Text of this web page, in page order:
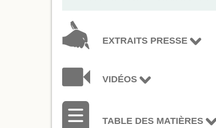
EXTRAITS PRESSE
VIDÉOS
TABLE DES MATIÈRES